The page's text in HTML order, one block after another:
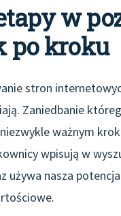
w
po kroku
stron
Zaniedbanie
ważnym
wpisują w
używa nasza